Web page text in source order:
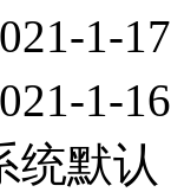
1-
1-
统默认